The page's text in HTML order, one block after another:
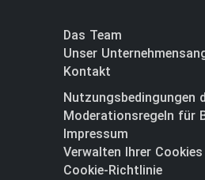
Das Team
Unser
Kontakt
Nutzungsbedingungen
Moderationsregeln für
Impressum
Verwalten Ihrer Cookies
Cookie-Richtlinie